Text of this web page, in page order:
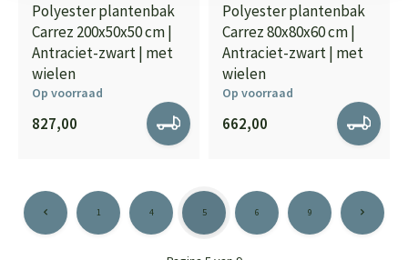
Polyester plantenbak
Carrez 200x50x50 cm |
Antraciet-zwart | met
wielen
Op voorraad
827,00
Polyester plantenbak
Carrez 80x80x60 cm |
Antraciet-zwart | met
wielen
Op voorraad
662,00
1 4 5 6 9